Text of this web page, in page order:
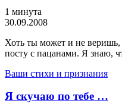
1 минута
30.09.2008
Хоть ты может и не веришь,
посту с пацанами. Я знаю,
Ваши стихи и признания
Я скучаю по тебе …